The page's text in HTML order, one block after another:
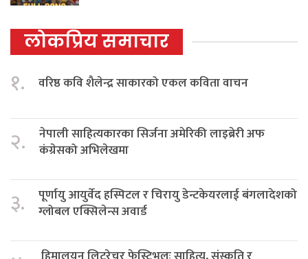
लोकप्रिय समाचार
१. वरिष्ठ कवि शैलेन्द्र साकारको एकल कविता वाचन
२.
नेपाली साहित्यकारका सिर्जना अमेरिकी लाइब्रेरी अफ
कंग्रेसको अभिलेखमा
३.
पूर्णायु आयुर्वेद हस्पिटल र चिरायु डेन्टकेयरलाई बंगलादेशको
ग्लोबल एक्सिलेन्स अवार्ड